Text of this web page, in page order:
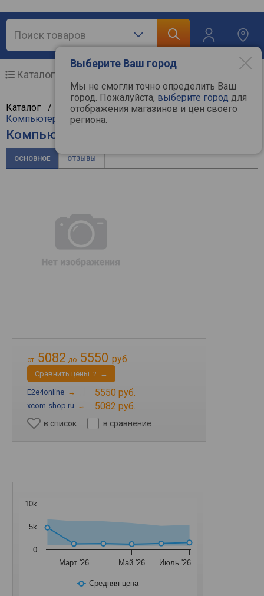
Выберите Ваш город
Мы не смогли точно определить Ваш
город. Пожалуйста, выберите город для
отображения магазинов и цен своего
региона.
Каталог
Каталог / Компьютерная техника/ Мультимедиа
Компьютерные колонки
Компьютерные колонки Sven 312
ОСНОВНОЕ ОТЗЫВЫ
от 5082 до 5550 руб.
Cравнить цены 2 →
E2e4online → 5550 руб.
xcom-shop.ru → 5082 руб.
в список в сравнение
Средняя цена
Март '26 Май '26 Июль '26
0
5k
10k